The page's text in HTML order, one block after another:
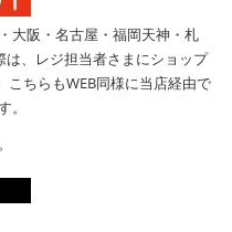
大阪・名古屋・福岡天神・札
、レジ担当者さまにショップ
こちらもWEB同様に当店経由で